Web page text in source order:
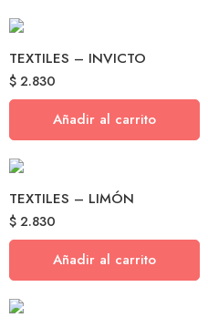
TEXTILES – INVICTO
$2.830
Añadir al carrito
TEXTILES – LIMÓN
$2.830
Añadir al carrito